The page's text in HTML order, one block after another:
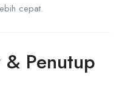
cepat.
Penutup